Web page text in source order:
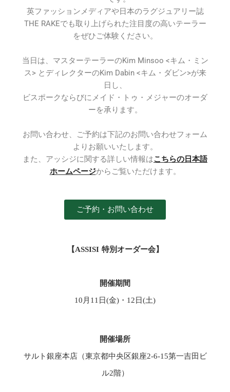
英ファッションメディアや日本のラグジュアリー誌
THE RAKEでも取り上げられた注目度の高いテーラー
をぜひご体験ください。
当日は、マスターテーラーのKim Minsoo <キム・ミン
ス> とディレクターのKim Dabin <キム・ダビン>が来
日し、
ビスポークならびにメイド・トゥ・メジャーのオーダ
ーを承ります。
お問い合わせ、ご予約は下記のお問い合わせフォーム
よりお願いいたします。
また、 アッシジに関する詳しい情報はこちらの日本語
ホームページからご覧いただけます。
ご予約・お問い合わせ
【ASSISI 特別オーダー会】
開催期間
10月11日(金)・12日(土)
開催場所
サルト銀座本店（東京都中央区銀座2-6-15第一吉田ビ
ル2階）